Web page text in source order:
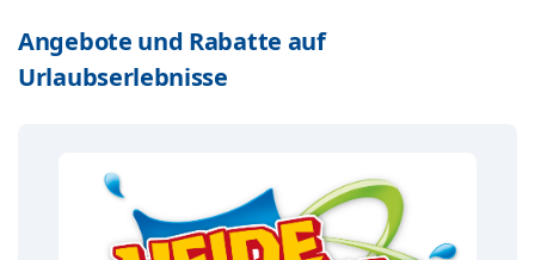
Angebote und Rabatte auf
Urlaubserlebnisse